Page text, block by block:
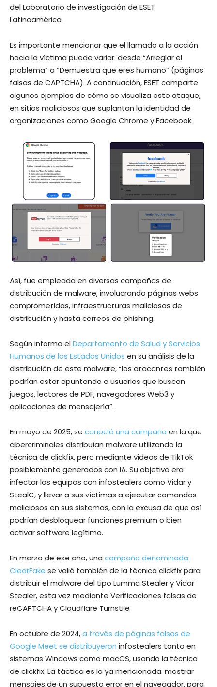
del Laboratorio de investigación de ESET
Latinoamérica.
Es importante mencionar que el llamado a la acción
hacia la víctima puede variar: desde “Arreglar el
problema” a “Demuestra que eres humano” (páginas
falsas de CAPTCHA). A continuación, ESET comparte
algunos ejemplos de cómo se visualiza este ataque,
en sitios maliciosos que suplantan la identidad de
organizaciones como Google Chrome y Facebook.
Así, fue empleada en diversas campañas de
distribución de malware, involucrando páginas webs
comprometidas, infraestructuras maliciosas de
distribución y hasta correos de phishing.
Según informa elDepartamento de Salud y Servicios
Humanos de los Estados Unidos en su análisis de la
distribución de este malware, “los atacantes también
podrían estar apuntando a usuarios que buscan
juegos, lectores de PDF, navegadores Web3 y
aplicaciones de mensajería”.
En mayo de 2025, se conoció una campaña en la que
cibercriminales distribuían malware utilizando la
técnica de clickfix, pero mediante videos de TikTok
posiblemente generados con IA. Su objetivo era
infectar los equipos con infostealers como Vidar y
StealC, y llevar a sus víctimas a ejecutar comandos
maliciosos en sus sistemas, con la excusa de que así
podrían desbloquear funciones premium o bien
activar software legítimo.
En marzo de ese año, una campaña denominada
ClearFake se valió también de la técnica clickfix para
distribuir el malware del tipo Lumma Stealer y Vidar
Stealer, esta vez mediante Verificaciones falsas de
reCAPTCHA y Cloudflare Turnstile
En octubre de 2024,a través de páginas falsas de
Google Meet se distribuyeron infostealers tanto en
sistemas Windows como macOS, usando la técnica
de clickfix. La táctica es la ya mencionada: mostrar
mensajes de un supuesto error en el navegador, para